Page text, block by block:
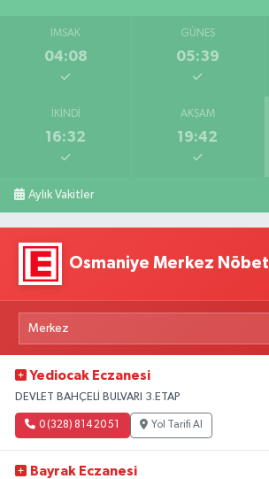
İMSAK
04:08
GÜNEŞ
05:39
İKINDI
16:32
AKŞAM
19:42
Aylık Vakitler
Osmaniye Merkez
Yediocak Eczanesi
DEVLET BAHÇELİ BULVARI 3.ETAP
0 (328) 814 20 51 Yol Tarifi Al
Bayrak Eczanesi